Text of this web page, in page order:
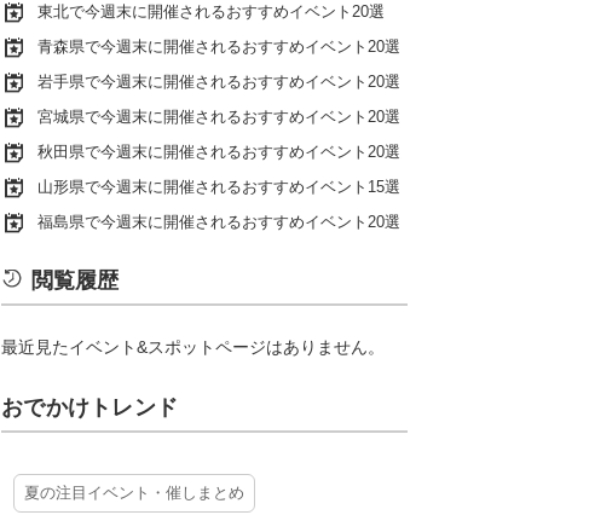
東北で今週末に開催されるおすすめイベント20選
青森県で今週末に開催されるおすすめイベント20選
岩手県で今週末に開催されるおすすめイベント20選
宮城県で今週末に開催されるおすすめイベント20選
秋田県で今週末に開催されるおすすめイベント20選
山形県で今週末に開催されるおすすめイベント15選
福島県で今週末に開催されるおすすめイベント20選
閲覧履歴
最近見たイベント&スポットページはありません。
おでかけトレンド
夏の注目イベント・催しまとめ